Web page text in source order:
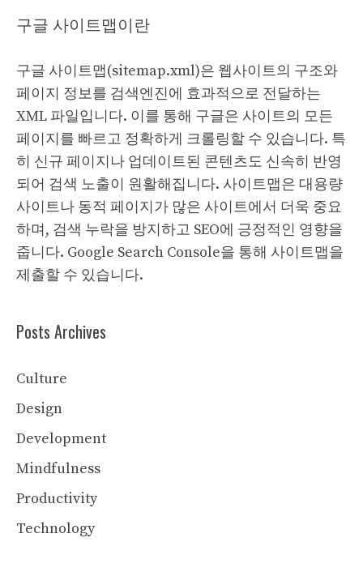
구글 사이트맵이란
구글 사이트맵(sitemap.xml)은 웹사이트의 구조와
페이지 정보를 검색엔진에 효과적으로 전달하는
XML 파일입니다. 이를 통해 구글은 사이트의 모든
페이지를 빠르고 정확하게 크롤링할 수 있습니다. 특
히 신규 페이지나 업데이트된 콘텐츠도 신속히 반영
되어 검색 노출이 원활해집니다. 사이트맵은 대용량
사이트나 동적 페이지가 많은 사이트에서 더욱 중요
하며, 검색 누락을 방지하고 SEO에 긍정적인 영향을
줍니다. Google Search Console을 통해 사이트맵을
제출할 수 있습니다.
Posts Archives
Culture
Design
Development
Mindfulness
Productivity
Technology